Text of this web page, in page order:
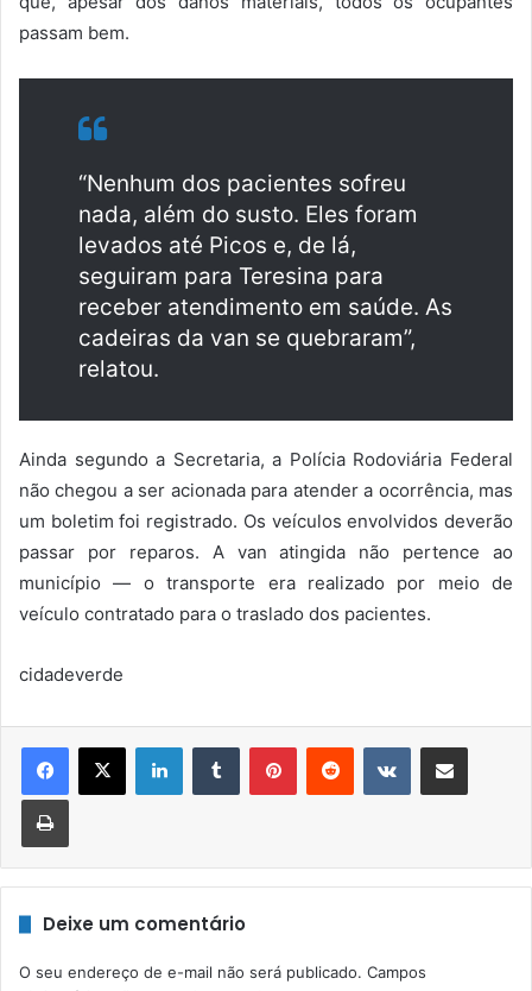
passam bem.
“Nenhum dos pacientes sofreu
nada, além do susto. Eles foram
levados até Picos e, de lá,
seguiram para Teresina para
receber atendimento em saúde. As
cadeiras da van se quebraram”,
relatou.
Ainda segundo a Secretaria, a Polícia Rodoviária Federal
não chegou a ser acionada para atender a ocorrência, mas
um boletim foi registrado. Os veículos envolvidos deverão
passar por reparos. A van atingida não pertence ao
município — o transporte era realizado por meio de
veículo contratado para o traslado dos pacientes.
cidadeverde
LinkedinTumblr PinterestReddit VK Compartilhar via e-mail
Imprimir
Deixe um comentário
O seu endereço de e-mail não será publicado. Campos